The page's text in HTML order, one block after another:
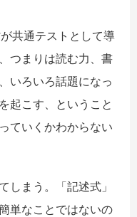
共通テストとして導
つまりは読む力、書
いろいろ話題になっ
起こす、ということ
ていくかわからない
まう。「記述式」
単なことではないの